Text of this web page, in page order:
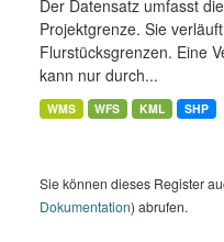
Der Datensatz umfasst
Projektgrenze. Sie
Flurstücksgrenzen. Eine
kann nur durch...
WMS WFS KML SHP
Sie können dieses Register
Dokumentation) abrufen.